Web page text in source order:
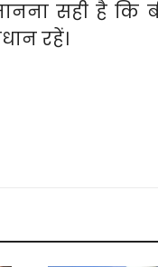
सही है कि
रहें।